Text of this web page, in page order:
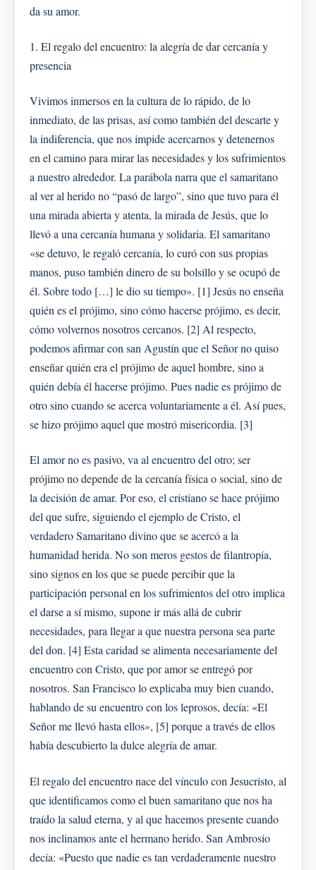
da su amor.
1. El regalo del encuentro: la alegría de dar cercanía y
presencia
Vivimos inmersos en la cultura de lo rápido, de lo
inmediato, de las prisas, así como también del descarte y
la indiferencia, que nos impide acercarnos y detenernos
en el camino para mirar las necesidades y los sufrimientos
a nuestro alrededor. La parábola narra que el samaritano
al ver al herido no “pasó de largo”, sino que tuvo para él
una mirada abierta y atenta, la mirada de Jesús, que lo
llevó a una cercanía humana y solidaria. El samaritano
«se detuvo, le regaló cercanía, lo curó con sus propias
manos, puso también dinero de su bolsillo y se ocupó de
él. Sobre todo […] le dio su tiempo». [1] Jesús no enseña
quién es el prójimo, sino cómo hacerse prójimo, es decir,
cómo volvernos nosotros cercanos. [2] Al respecto,
podemos afirmar con san Agustín que el Señor no quiso
enseñar quién era el prójimo de aquel hombre, sino a
quién debía él hacerse prójimo. Pues nadie es prójimo de
otro sino cuando se acerca voluntariamente a él. Así pues,
se hizo prójimo aquel que mostró misericordia. [3]
El amor no es pasivo, va al encuentro del otro; ser
prójimo no depende de la cercanía física o social, sino de
la decisión de amar. Por eso, el cristiano se hace prójimo
del que sufre, siguiendo el ejemplo de Cristo, el
verdadero Samaritano divino que se acercó a la
humanidad herida. No son meros gestos de filantropía,
sino signos en los que se puede percibir que la
participación personal en los sufrimientos del otro implica
el darse a sí mismo, supone ir más allá de cubrir
necesidades, para llegar a que nuestra persona sea parte
del don. [4] Esta caridad se alimenta necesariamente del
encuentro con Cristo, que por amor se entregó por
nosotros. San Francisco lo explicaba muy bien cuando,
hablando de su encuentro con los leprosos, decía: «El
Señor me llevó hasta ellos», [5] porque a través de ellos
había descubierto la dulce alegría de amar.
El regalo del encuentro nace del vínculo con Jesucristo, al
que identificamos como el buen samaritano que nos ha
traído la salud eterna, y al que hacemos presente cuando
nos inclinamos ante el hermano herido. San Ambrosio
decía: «Puesto que nadie es tan verdaderamente nuestro